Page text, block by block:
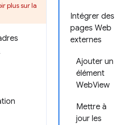
Intégrer des
pages Web
externes
Ajouter un
élément
WebView
Mettre à
jour les
plus sur la